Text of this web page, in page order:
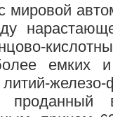
мировой
емких и